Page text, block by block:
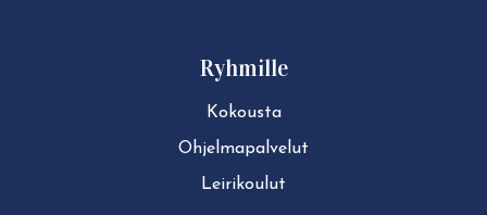
Ryhmille
Kokousta
Ohjelmapalvelut
Leirikoulut